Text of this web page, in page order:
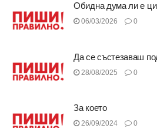
Обидна дума ли е
06/03/2026 0
Да се състезаваш
28/08/2025 0
За което
26/09/2024 0